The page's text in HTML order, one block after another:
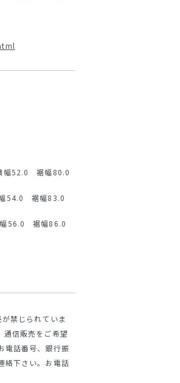
幅52.0 裾幅80.0
54.0 裾幅83.0
56.0 裾幅86.0
禁じられていま
通信販売をご希望
電話番号、銀行振
絡下さい。お電話